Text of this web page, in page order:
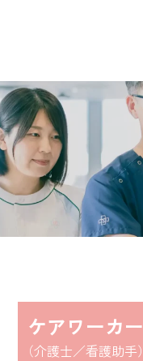
ケアワーカー
（介護士／看護助手）